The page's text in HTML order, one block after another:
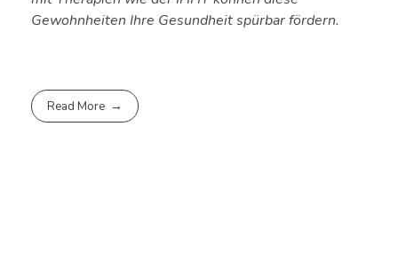
Gewohnheiten Ihre Gesundheit spürbar fördern.
Read More